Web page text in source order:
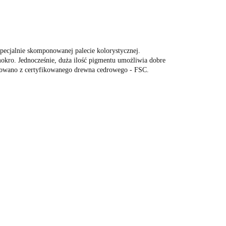
skomponowanej palecie kolorystycznej.
Jednocześnie, duża ilość pigmentu umożliwia dobre
z certyfikowanego drewna cedrowego - FSC.